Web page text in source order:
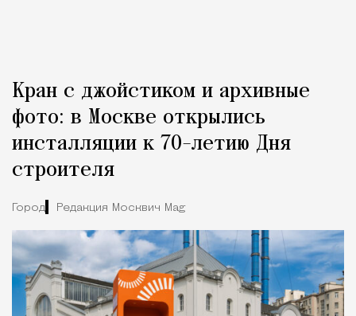
Кран с джойстиком и архивные
фото: в Москве открылись
инсталляции к 70-летию Дня
строителя
Город Редакция Москвич Mag